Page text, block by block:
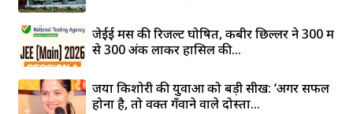
जेईई मेंस की रिजल्ट घोषित, कबीर छिल्लर ने 300 में
से 300 अंक लाकर हासिल की...
जया किशोरी की युवाओं को बड़ी सीख: ‘अगर सफल
होना है, तो वक्त गँवाने वाले दोस्तों...